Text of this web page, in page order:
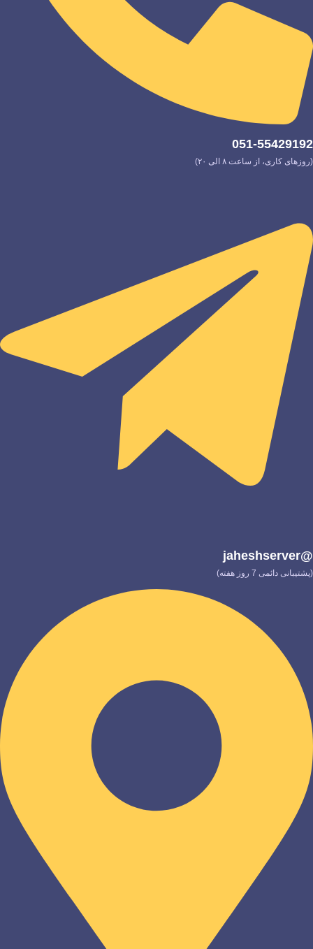
051-55429192
(روزهای کاری، از ساعت ۸ الی ۲۰)
@jaheshserver
(پشتیبانی دائمی 7 روز هفته)